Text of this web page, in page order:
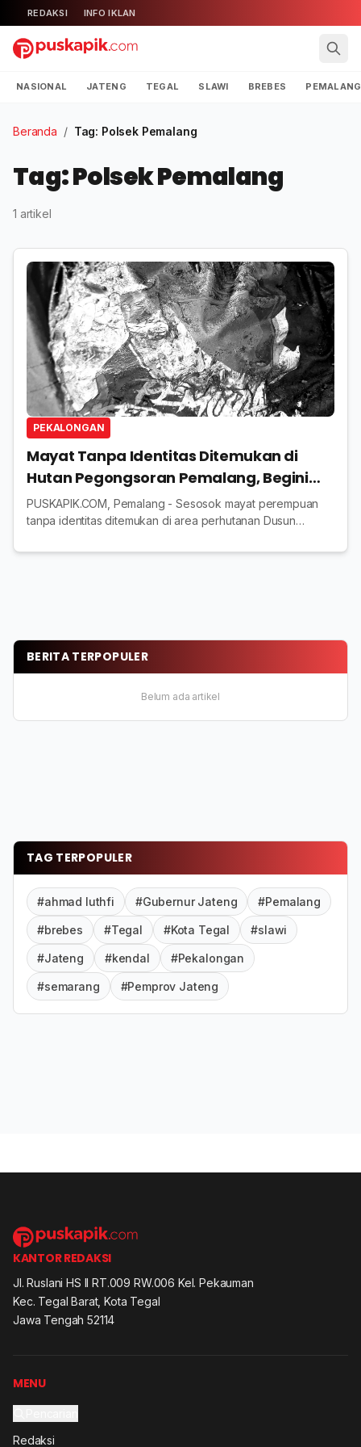
REDAKSI INFO IKLAN
NASIONAL JATENG TEGAL SLAWI BREBES PEMALANG
Beranda / Tag: Polsek Pemalang
Tag: Polsek Pemalang
1 artikel
PEKALONGAN
Mayat Tanpa Identitas Ditemukan di
Hutan Pegongsoran Pemalang, Begini
Ciri-cirinya
PUSKAPIK.COM, Pemalang - Sesosok mayat perempuan
tanpa identitas ditemukan di area perhutanan Dusun
(25/6/2025). Ditemukannya mayat tersebut bermula...
BERITA TERPOPULER
Belum ada artikel
TAG TERPOPULER
#ahmad luthfi #Gubernur Jateng #Pemalang
#brebes #Tegal #Kota Tegal #slawi
#Jateng #kendal #Pekalongan
#semarang #Pemprov Jateng
KANTOR REDAKSI
Jl. Ruslani HS II RT.009 RW.006 Kel. Pekauman
Kec. Tegal Barat, Kota Tegal
Jawa Tengah 52114
MENU
Redaksi